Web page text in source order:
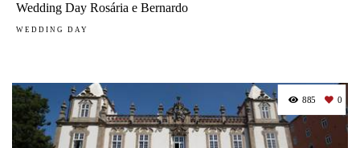
Wedding Day Rosária e Bernardo
WEDDING DAY
885 0